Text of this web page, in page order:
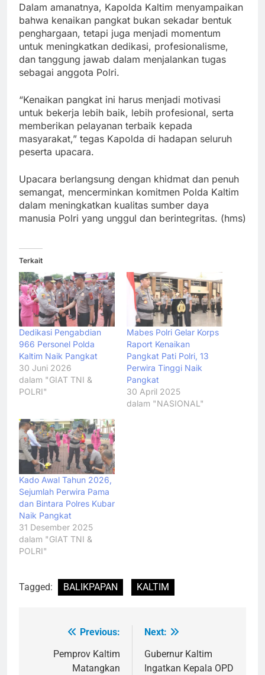
Dalam amanatnya, Kapolda Kaltim menyampaikan
bahwa kenaikan pangkat bukan sekadar bentuk
penghargaan, tetapi juga menjadi momentum
untuk meningkatkan dedikasi, profesionalisme,
dan tanggung jawab dalam menjalankan tugas
sebagai anggota Polri.
“Kenaikan pangkat ini harus menjadi motivasi
untuk bekerja lebih baik, lebih profesional, serta
memberikan pelayanan terbaik kepada
masyarakat,” tegas Kapolda di hadapan seluruh
peserta upacara.
Upacara berlangsung dengan khidmat dan penuh
semangat, mencerminkan komitmen Polda Kaltim
dalam meningkatkan kualitas sumber daya
manusia Polri yang unggul dan berintegritas. (hms)
Terkait
Dedikasi Pengabdian
966 Personel Polda
Kaltim Naik Pangkat
30 Juni 2026
dalam "GIAT TNI &
POLRI"
Mabes Polri Gelar Korps
Raport Kenaikan
Pangkat Pati Polri, 13
Perwira Tinggi Naik
Pangkat
30 April 2025
dalam "NASIONAL"
Kado Awal Tahun 2026,
Sejumlah Perwira Pama
dan Bintara Polres Kubar
Naik Pangkat
31 Desember 2025
dalam "GIAT TNI &
POLRI"
Tagged: BALIKPAPAN KALTIM
NavigasiPrevious:
Pemprov Kaltim
Matangkan
Next:
Gubernur Kaltim
Ingatkan Kepala OPD